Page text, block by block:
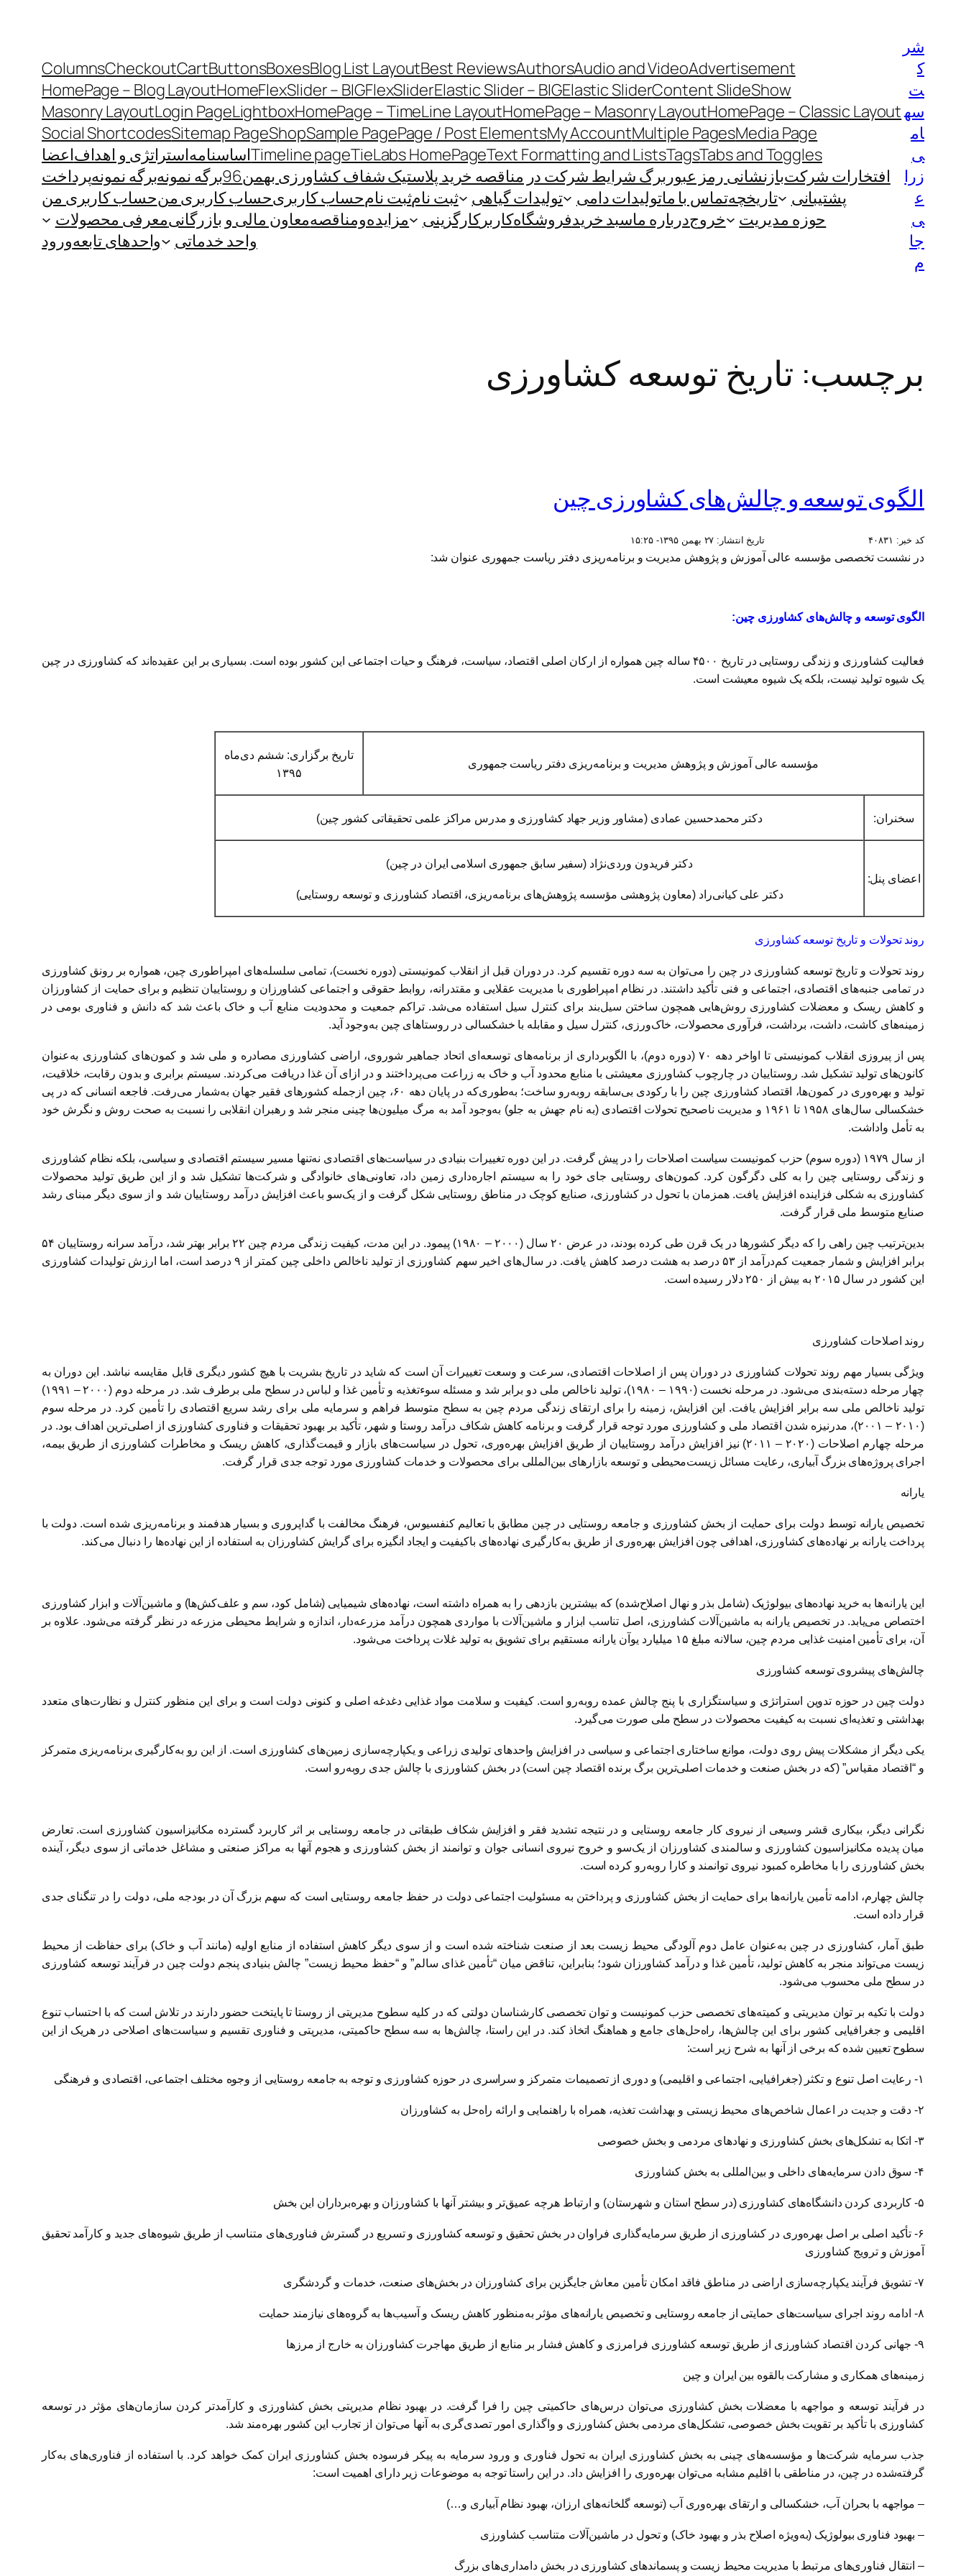
شر
ک
ت
سه
ام
ی
زرا
ع
ی
جا
م
Advertisement
Audio and Video
Authors
Best Reviews
Blog List Layout
Boxes
Buttons
Cart
Checkout
Columns
Content SlideShow
Elastic Slider
Elastic Slider – BIG
FlexSlider
FlexSlider – BIG
Home
HomePage – Blog Layout
HomePage – Classic Layout
HomePage – Masonry Layout
HomePage – TimeLine Layout
Lightbox
Login Page
Masonry Layout
Media Page
Multiple Pages
My Account
Page / Post Elements
Sample Page
Shop
Sitemap Page
Social Shortcodes
Tabs and Toggles
Tags
Text Formatting and Lists
TieLabs HomePage
Timeline pageاساسنامهاستراتژی و اهدافاعضا
افتخارات شرکتبازنشانی رمز عبور برگ شرایط شرکت در مناقصه خرید پلاستیک شفاف کشاورزی بهمن96 برگه نمونهبرگه نمونهپرداخت
پشتیبانی
تاریخچهتماس با ماتولیدات دامی تولیدات گیاهی ثبت نامثبت نامحساب کاربریحساب کاربری منحساب کاربری من
حوزه مدیریت
خروجدرباره ماسبد خریدفروشگاهکاربرکارگزینی مزایده‌و‌مناقصهمعاون مالی و بازرگانیمعرفی محصولات
واحد خدماتی
واحدهای تابعهورود
برچسب: تاریخ توسعه کشاورزی
الگوی توسعه و چالش‌های کشاورزی چین
کد خبر: ۴۰۸۳۱ تاریخ انتشار: ۲۷ بهمن ۱۳۹۵- ۱۵:۲۵
در نشست تخصصی مؤسسه عالی آموزش و پژوهش مدیریت و برنامه‌ریزی دفتر ریاست جمهوری عنوان شد:
الگوی توسعه و چالش‌های کشاورزی چین:
فعالیت کشاورزی و زندگی روستایی در تاریخ ۴۵۰۰ ساله چین همواره از ارکان اصلی اقتصاد، سیاست، فرهنگ و حیات اجتماعی این کشور بوده است. بسیاری بر این عقیده‌اند که کشاورزی در چین
یک شیوه تولید نیست، بلکه یک شیوه معیشت است.
مؤسسه عالی آموزش و پژوهش مدیریت و برنامه‌ریزی دفتر ریاست جمهوری
تاریخ برگزاری: ششم دی‌ماه
۱۳۹۵
سخنران: دکتر محمدحسین عمادی (مشاور وزیر جهاد کشاورزی و مدرس مراکز علمی تحقیقاتی کشور چین)
اعضای پنل:
دکتر فریدون وردی‌نژاد (سفیر سابق جمهوری اسلامی ایران در چین)
دکتر علی کیانی‌راد (معاون پژوهشی مؤسسه پژوهش‌های برنامه‌ریزی، اقتصاد کشاورزی و توسعه روستایی)
روند تحولات و تاریخ توسعه کشاورزی
روند تحولات و تاریخ توسعه کشاورزی در چین را می‌توان به سه دوره تقسیم کرد. در دوران قبل از انقلاب کمونیستی (دوره نخست)، تمامى سلسله‌هاى امپراطوری چین، همواره بر رونق کشاورزى
در تمامی جنبه‌های اقتصادی، اجتماعی و فنی تأکید داشتند. در نظام امپراطوری با مدیریت عقلایی و مقتدرانه، روابط حقوقى و اجتماعی کشاورزان و روستاییان تنظیم و برای حمایت از کشاورزان
و کاهش ریسک و معضلات کشاورزی روش‌هایی همچون ساختن سیل‌بند برای کنترل سیل استفاده می‌شد. تراکم جمعیت و محدودیت منابع آب و خاک باعث شد که دانش و فناوری بومی در
زمینه‌های کاشت، داشت، برداشت، فرآوری محصولات، خاک‌ورزی، کنترل سیل و مقابله با خشکسالی در روستاهای چین به‌وجود آید.
پس از پیروزی انقلاب کمونیستی تا اواخر دهه ۷۰ (دوره دوم)، با الگوبرداری از برنامه‌های توسعه‌ای اتحاد جماهیر شوروی، اراضى کشاورزى مصادره و ملى شد و کمون‌های کشاورزی به‌عنوان
کانون‌هاى تولید تشکیل شد. روستاییان در چارچوب کشاورزی معیشتی با منابع محدود آب و خاک به زراعت می‌پرداختند و در ازای آن غذا دریافت می‌کردند. سیستم برابری و بدون رقابت، خلاقیت،
تولید و بهره‌وری در کمون‌ها، اقتصاد کشاورزی چین را با رکودی بی‌سابقه روبه‌رو ساخت؛ به‌طوری‌که در پایان دهه ۶۰، چین ازجمله کشورهای فقیر جهان به‌شمار می‌رفت. فاجعه انسانى که در پى
خشکسالی سال‌های ۱۹۵۸ تا ۱۹۶۱ و مدیریت ناصحیح تحولات اقتصادى (به نام جهش به جلو) به‌وجود آمد به مرگ میلیون‌ها چینى منجر شد و رهبران انقلابى را نسبت به صحت روش و نگرش خود
به تأمل واداشت.
از سال ۱۹۷۹ (دوره سوم) حزب کمونیست سیاست اصلاحات را در پیش گرفت. در این دوره تغییرات بنیادی در سیاست‌های اقتصادی نه‌تنها مسیر سیستم اقتصادی و سیاسی، بلکه نظام کشاورزی
و زندگی روستایی چین را به کلی دگرگون کرد. کمون‌های روستایی جای خود را به سیستم اجاره‌داری زمین داد، تعاونی‌های خانوادگی و شرکت‌ها تشکیل شد و از این طریق تولید محصولات
کشاورزی به شکلی فزاینده افزایش یافت. همزمان با تحول در کشاورزی، صنایع کوچک در مناطق روستایی شکل گرفت و از یک‌سو باعث افزایش درآمد روستاییان شد و از سوی دیگر مبنای رشد
صنایع متوسط ملی قرار گرفت.
بدین‌ترتیب چین راهی را که دیگر کشورها در یک قرن طی کرده بودند، در عرض ۲۰ سال (۲۰۰۰ – ۱۹۸۰) پیمود. در این مدت، کیفیت زندگی مردم چین ۲۲ برابر بهتر شد، درآمد سرانه روستاییان ۵۴
برابر افزایش و شمار جمعیت کم‌درآمد از ۵۳ درصد به هشت درصد کاهش یافت. در سال‌های اخیر سهم کشاورزی از تولید ناخالص داخلی چین کمتر از ۹ درصد است، اما ارزش تولیدات کشاورزی
این کشور در سال ۲۰۱۵ به بیش از ۲۵۰ دلار رسیده است.
روند اصلاحات کشاورزی
ویژگی بسیار مهم روند تحولات کشاورزی در دوران پس از اصلاحات اقتصادی، سرعت و وسعت تغییرات آن است که شاید در تاریخ بشریت با هیچ کشور دیگری قابل مقایسه نباشد. این دوران به
چهار مرحله دسته‌بندی می‌شود. در مرحله نخست (۱۹۹۰ – ۱۹۸۰)، تولید ناخالص ملی دو برابر شد و مسئله سوءتغذیه و تأمین غذا و لباس در سطح ملی برطرف شد. در مرحله دوم (۲۰۰۰ – ۱۹۹۱)
تولید ناخالص ملی سه برابر افزایش یافت. این افزایش، زمینه را برای ارتقای زندگی مردم چین به سطح متوسط فراهم و سرمایه ملی برای رشد سریع اقتصادی را تأمین کرد. در مرحله سوم
(۲۰۱۰ – ۲۰۰۱)، مدرنیزه شدن اقتصاد ملی و کشاورزی مورد توجه قرار گرفت و برنامه کاهش شکاف درآمد روستا و شهر، تأکید بر بهبود تحقیقات و فناوری کشاورزی از اصلی‌ترین اهداف بود. در
مرحله چهارم اصلاحات (۲۰۲۰ – ۲۰۱۱) نیز افزایش درآمد روستاییان از طریق افزایش بهره‌وری، تحول در سیاست‌های بازار و قیمت‌گذاری، کاهش ریسک و مخاطرات کشاورزی از طریق بیمه،
اجرای پروژه‌های بزرگ آبیاری، رعایت مسائل زیست‌محیطی و توسعه بازارهای بین‌المللی برای محصولات و خدمات کشاورزی مورد توجه جدی قرار گرفت.
یارانه
تخصیص یارانه توسط دولت برای حمایت از بخش کشاورزی و جامعه روستایی در چین مطابق با تعالیم کنفسیوس، فرهنگ مخالفت با گداپروری و بسیار هدفمند و برنامه‌ریزی شده است. دولت با
پرداخت یارانه بر نهاده‌های کشاورزی، اهدافی چون افزایش بهره‌وری از طریق به‌کارگیری نهاده‌های باکیفیت و ایجاد انگیزه برای گرایش کشاورزان به استفاده از این نهاده‌ها را دنبال می‌کند.
این یارانه‌ها به خرید نهاده‌های بیولوژیک (شامل بذر و نهال اصلاح‌شده) که بیشترین بازدهی را به همراه داشته است، نهاده‌های شیمیایی (شامل کود، سم و علف‌کش‌ها) و ماشین‌آلات و ابزار کشاورزی
اختصاص می‌یابد. در تخصیص یارانه به ماشین‌آلات کشاورزی، اصل تناسب ابزار و ماشین‌آلات با مواردی همچون درآمد مزرعه‌دار، اندازه و شرایط محیطی مزرعه در نظر گرفته می‌شود. علاوه بر
آن، برای تأمین امنیت غذایی مردم چین، سالانه مبلغ ۱۵ میلیارد یوآن یارانه مستقیم برای تشویق به تولید غلات پرداخت می‌شود.
چالش‌های پیشروی توسعه کشاورزی
دولت چین در حوزه تدوین استراتژی و سیاستگزاری با پنج چالش عمده روبه‌رو است. کیفیت و سلامت مواد غذایی دغدغه اصلی و کنونی دولت است و برای این منظور کنترل و نظارت‌های متعدد
بهداشتی و تغذیه‌ای نسبت به کیفیت محصولات در سطح ملی صورت می‌گیرد.
یکی دیگر از مشکلات پیش روی دولت، موانع ساختاری اجتماعی و سیاسی در افزایش واحدهای تولیدی زراعی و یکپارچه‌سازی زمین‌های کشاورزی است. از این رو به‌کارگیری برنامه‌ریزی متمرکز
و “اقتصاد مقیاس” (که در بخش صنعت و خدمات اصلی‌ترین برگ برنده اقتصاد چین است) در بخش کشاورزی با چالش جدی روبه‌رو است.
نگرانی دیگر، بیکاری قشر وسیعی از نیروی کار جامعه روستایی و در نتیجه تشدید فقر و افزایش شکاف طبقاتی در جامعه روستایی بر اثر کاربرد گسترده مکانیزاسیون کشاورزی است. تعارض
میان پدیده مکانیزاسیون کشاورزی و سالمندی کشاورزان از یک‌سو و خروج نیروی انسانی جوان و توانمند از بخش کشاورزی و هجوم آنها به مراکز صنعتی و مشاغل خدماتی از سوی دیگر، آینده
بخش کشاورزی را با مخاطره کمبود نیروی توانمند و کارا روبه‌رو کرده است.
چالش چهارم، ادامه تأمین یارانه‌ها برای حمایت از بخش کشاورزی و پرداختن به مسئولیت اجتماعی دولت در حفظ جامعه روستایی است که سهم بزرگ آن در بودجه ملی، دولت را در تنگنای جدی
قرار داده است.
طبق آمار، کشاورزی در چین به‌عنوان عامل دوم آلودگی محیط زیست بعد از صنعت شناخته شده است و از سوی دیگر کاهش استفاده از منابع اولیه (مانند آب و خاک) برای حفاظت از محیط
زیست می‌تواند منجر به کاهش تولید، تأمین غذا و درآمد کشاورزان شود؛ بنابراین، تناقض میان “تأمین غذای سالم” و “حفظ محیط زیست” چالش بنیادی پنجم دولت چین در فرآیند توسعه کشاورزی
در سطح ملی محسوب می‌شود.
دولت با تکیه بر توان مدیریتی و کمیته‌های تخصصی حزب کمونیست و توان تخصصی کارشناسان دولتی که در کلیه سطوح مدیریتی از روستا تا پایتخت حضور دارند در تلاش است که با احتساب تنوع
اقلیمی و جغرافیایی کشور برای این چالش‌ها، راه‌حل‌های جامع و هماهنگ اتخاذ کند. در این راستا، چالش‌ها به سه سطح حاکمیتی، مدیریتی و فناوری تقسیم و سیاست‌های اصلاحی در هریک از این
سطوح تعیین شده که برخی از آنها به شرح زیر است:
۱- رعایت اصل تنوع و تکثر (جغرافیایی، اجتماعی و اقلیمی) و دوری از تصمیمات متمرکز و سراسری در حوزه کشاورزی و توجه به جامعه روستایی از وجوه مختلف اجتماعی، اقتصادی و فرهنگی
۲- دقت و جدیت در اعمال شاخص‌های محیط زیستی و بهداشت تغذیه، همراه با راهنمایی و ارائه راه‌حل به کشاورزان
۳- اتکا به تشکل‌های بخش کشاورزی و نهادهای مردمی و بخش خصوصی
۴- سوق دادن سرمایه‌های داخلی و بین‌المللی به بخش کشاورزی
۵- کاربردی کردن دانشگاه‌های کشاورزی (در سطح استان و شهرستان) و ارتباط هرچه عمیق‌تر و بیشتر آنها با کشاورزان و بهره‌برداران این بخش
۶- تأکید اصلی بر اصل بهره‌وری در کشاورزی از طریق سرمایه‌گذاری فراوان در بخش تحقیق و توسعه کشاورزی و تسریع در گسترش فناوری‌های متناسب از طریق شیوه‌های جدید و کارآمد تحقیق
آموزش و ترویج کشاورزی
۷- تشویق فرآیند یکپارچه‌سازی اراضی در مناطق فاقد امکان تأمین معاش جایگزین برای کشاورزان در بخش‌های صنعت، خدمات و گردشگری
۸- ادامه روند اجرای سیاست‌های حمایتی از جامعه روستایی و تخصیص یارانه‌های مؤثر به‌منظور کاهش ریسک و آسیب‌ها به گروه‌های نیازمند حمایت
۹- جهانی کردن اقتصاد کشاورزی از طریق توسعه کشاورزی فرامرزی و کاهش فشار بر منابع از طریق مهاجرت کشاورزان به خارج از مرزها
زمینه‌های همکاری و مشارکت بالقوه بین ایران و چین
در فرآیند توسعه و مواجهه با معضلات بخش کشاورزی می‌توان درس‌های حاکمیتی چین را فرا گرفت. در بهبود نظام مدیریتی بخش کشاورزی و کارآمدتر کردن سازمان‌های مؤثر در توسعه
کشاورزی با تأکید بر تقویت بخش خصوصی، تشکل‌های مردمی بخش کشاورزی و واگذاری امور تصدی‌گری به آنها می‌توان از تجارب این کشور بهره‌مند شد.
جذب سرمایه شرکت‌ها و مؤسسه‌های چینی به بخش کشاورزی ایران به تحول فناوری و ورود سرمایه به پیکر فرسوده بخش کشاورزی ایران کمک خواهد کرد. با استفاده از فناوری‌های به‌کار
گرفته‌شده در چین، در مناطقی با اقلیم مشابه می‌توان بهره‌وری را افزایش داد. در این راستا توجه به موضوعات زیر دارای اهمیت است:
– مواجهه با بحران آب، خشکسالی و ارتقای بهره‌وری آب (توسعه گلخانه‌های ارزان، بهبود نظام آبیاری و…)
– بهبود فناوری بیولوژیک (به‌ویژه اصلاح بذر و بهبود خاک) و تحول در ماشین‌آلات متناسب کشاورزی
– انتقال فناوری‌های مرتبط با مدیریت محیط زیست و پسماندهای کشاورزی در بخش دامداری‌های بزرگ